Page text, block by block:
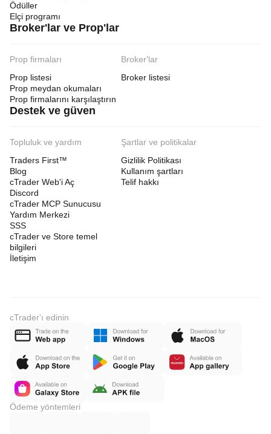
Ödüller
Elçi programı
Broker'lar ve Prop'lar
Prop firmaları
Prop listesi
Prop meydan okumaları
Prop firmalarını karşılaştırın
Broker'lar
Broker listesi
Destek ve güven
Topluluk ve yardım
Traders First™
Blog
cTrader Web'i Aç
Discord
cTrader MCP Sunucusu
Yardım Merkezi
SSS
cTrader ve Store temel
bilgileri
İletişim
Şartlar ve politikalar
Gizlilik Politikası
Kullanım şartları
Telif hakkı
cTrader'ı edinin
Ödeme yöntemleri